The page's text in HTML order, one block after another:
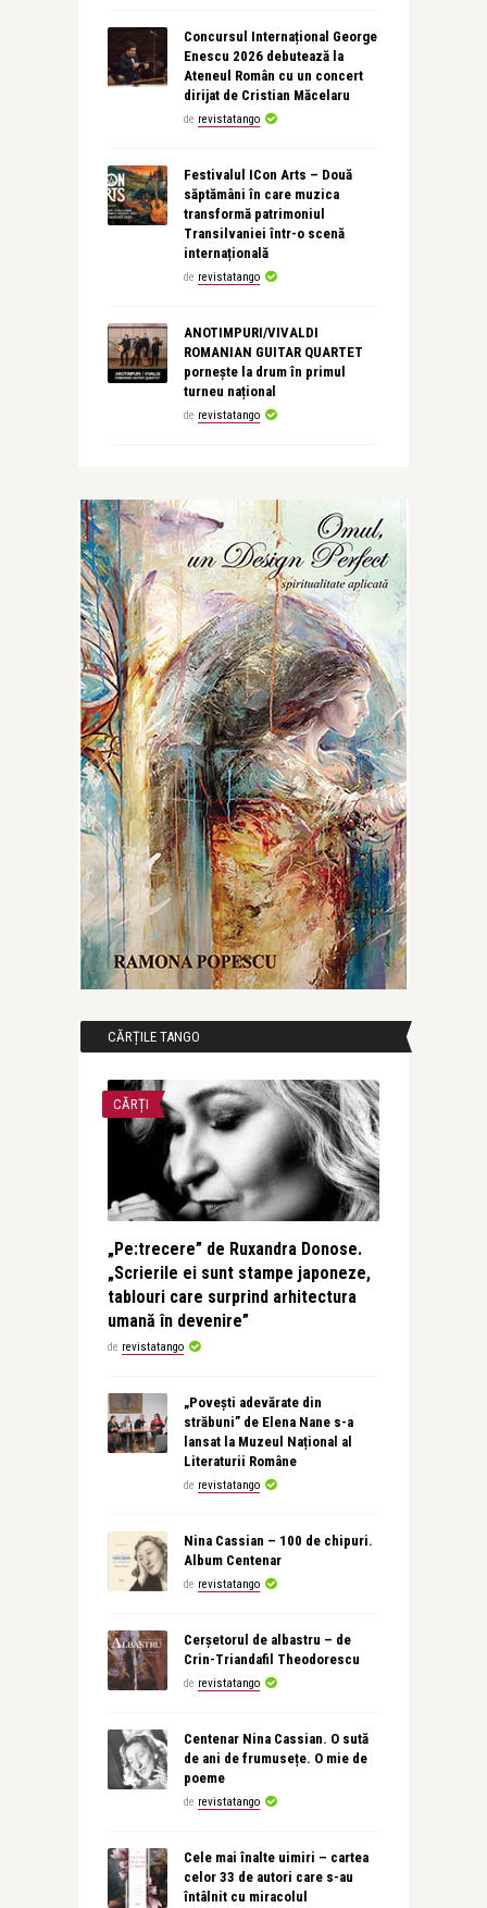
Concursul Internațional George
Enescu 2026 debutează la
Ateneul Român cu un concert
dirijat de Cristian Măcelaru
de revistatango
Festivalul ICon Arts – Două
săptămâni în care muzica
transformă patrimoniul
Transilvaniei într-o scenă
internațională
de revistatango
ANOTIMPURI/VIVALDI
ROMANIAN GUITAR QUARTET
pornește la drum în primul
turneu național
de revistatango
CĂRȚILE TANGO
CĂRȚI
„Pe:trecere” de Ruxandra Donose.
„Scrierile ei sunt stampe japoneze,
tablouri care surprind arhitectura
umană în devenire”
de revistatango
„Povești adevărate din
străbuni” de Elena Nane s-a
lansat la Muzeul Național al
Literaturii Române
de revistatango
Nina Cassian – 100 de chipuri.
Album Centenar
de revistatango
Cerșetorul de albastru – de
Crin-Triandafil Theodorescu
de revistatango
Centenar Nina Cassian. O sută
de ani de frumusețe. O mie de
poeme
de revistatango
Cele mai înalte uimiri – cartea
celor 33 de autori care s-au
întâlnit cu miracolul